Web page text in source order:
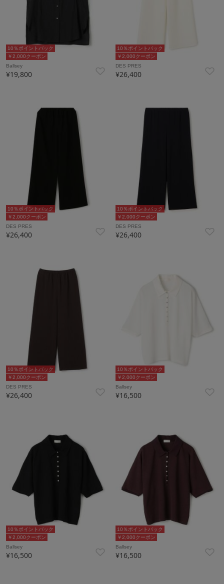
￥2,000クーポン
10％ポイントバック
Ballsey
¥19,800
￥2,000クーポン
10％ポイントバック
DES PRES
¥26,400
￥2,000クーポン
10％ポイントバック
DES PRES
¥26,400
￥2,000クーポン
10％ポイントバック
DES PRES
¥26,400
￥2,000クーポン
10％ポイントバック
DES PRES
¥26,400
￥2,000クーポン
10％ポイントバック
Ballsey
¥16,500
￥2,000クーポン
10％ポイントバック
Ballsey
¥16,500
￥2,000クーポン
10％ポイントバック
Ballsey
¥16,500